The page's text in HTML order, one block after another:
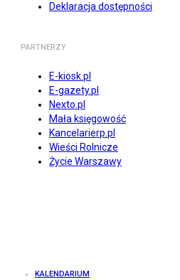
Deklaracja dostępności
PARTNERZY
E-kiosk.pl
E-gazety.pl
Nexto.pl
Mała księgowość
Kancelarierp.pl
Wieści Rolnicze
Życie Warszawy
KALENDARIUM